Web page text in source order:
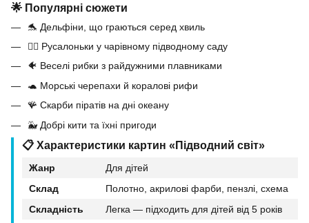
🌟 Популярні сюжети
🐬 Дельфіни, що граються серед хвиль
🧜‍♀️ Русалоньки у чарівному підводному саду
🐠 Веселі рибки з райдужними плавниками
🐢 Морські черепахи й коралові рифи
🪸 Скарби піратів на дні океану
🐳 Добрі кити та їхні пригоди
📋 Характеристики картин «Підводний світ»
Жанр
Для дітей
Склад
Полотно, акрилові фарби, пензлі, схема
Складність
Легка — підходить для дітей від 5 років